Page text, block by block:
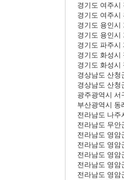
경기도 여주시
경기도 여주시
경기도 용인시
경기도 용인시
경기도 파주시
경기도 화성시
경기도 화성시
경상남도 산청
경상남도 산청
광주광역시 서
부산광역시 동
전라남도 나주
전라남도 무안
전라남도 영암
전라남도 영암
전라남도 영암
전라남도 영암
전라남도 영암